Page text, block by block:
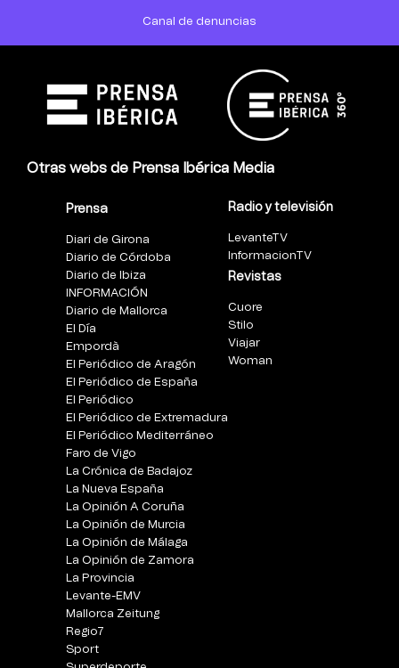
Canal de denuncias
Otras webs de Prensa Ibérica Media
Prensa
Diari de Girona
Diario de Córdoba
Diario de Ibiza
INFORMACIÓN
Diario de Mallorca
El Día
Empordà
El Periódico de Aragón
El Periódico de España
El Periódico
El Periódico de Extremadura
El Periódico Mediterráneo
Faro de Vigo
La Crónica de Badajoz
La Nueva España
La Opinión A Coruña
La Opinión de Murcia
La Opinión de Málaga
La Opinión de Zamora
La Provincia
Levante-EMV
Mallorca Zeitung
Regio7
Sport
Radio y televisión
LevanteTV
InformacionTV
Revistas
Cuore
Stilo
Viajar
Woman